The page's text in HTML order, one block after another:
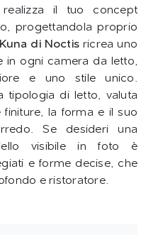
il tuo concept
progettandola proprio
di Noctis ricrea uno
in ogni camera da letto,
e uno stile unico.
tipologia di letto, valuta
la forma e il suo
Se desideri una
visibile in foto è
e forme decise, che
e ristoratore.